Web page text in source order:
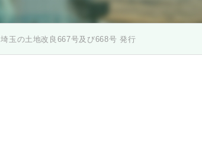
埼玉の土地改良667号及び668号 発行